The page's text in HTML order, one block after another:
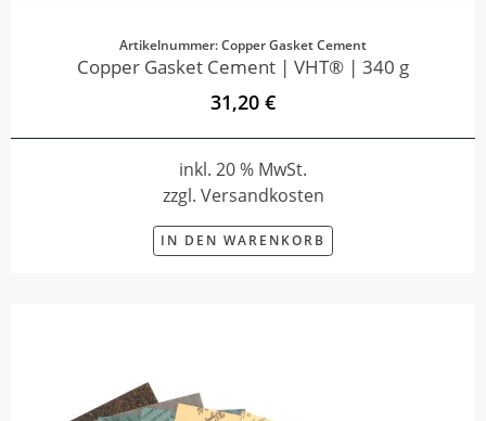
Artikelnummer: Copper Gasket Cement
Copper Gasket Cement | VHT® | 340 g
31,20 €
inkl. 20 % MwSt.
zzgl. Versandkosten
IN DEN WARENKORB